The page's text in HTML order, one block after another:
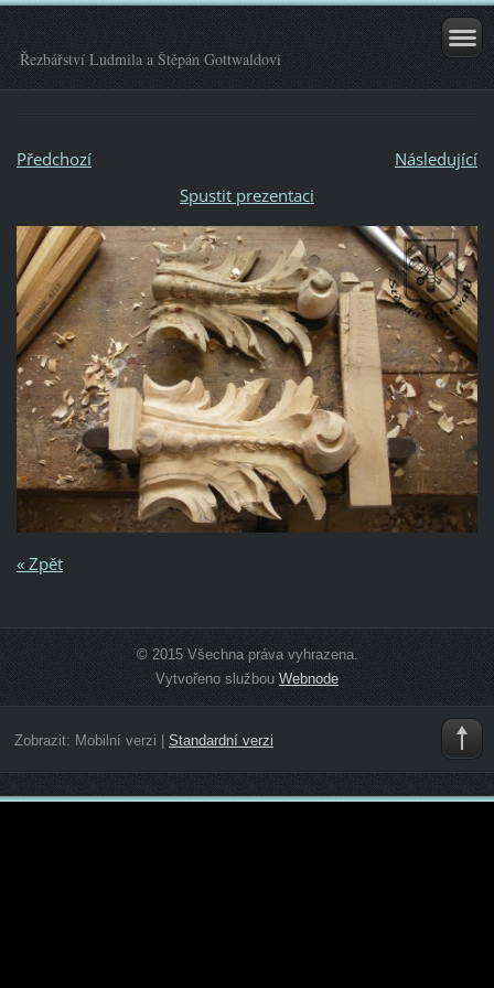
Řezbářství Ludmila a Štěpán Gottwaldovi
Předchozí
Následující
Spustit prezentaci
« Zpět
© 2015 Všechna práva vyhrazena.
Vytvořeno službou Webnode
Zobrazit: Mobilní verzi Standardní verzi